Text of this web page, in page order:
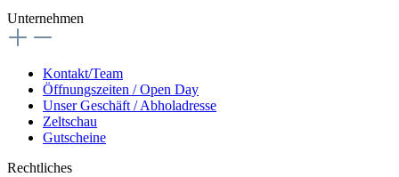
Unternehmen
Kontakt/Team
Öffnungszeiten / Open Day
Unser Geschäft / Abholadresse
Zeltschau
Gutscheine
Rechtliches